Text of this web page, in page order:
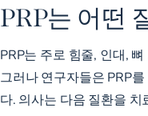
PRP는 어떤
PRP는 주로 힘줄, 인대,
그러나 연구자들은 PRP
다. 의사는 다음 질환을 치